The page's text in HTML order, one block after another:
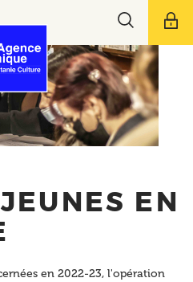
Toggle
bar
EN
en 2022-23, l'opération